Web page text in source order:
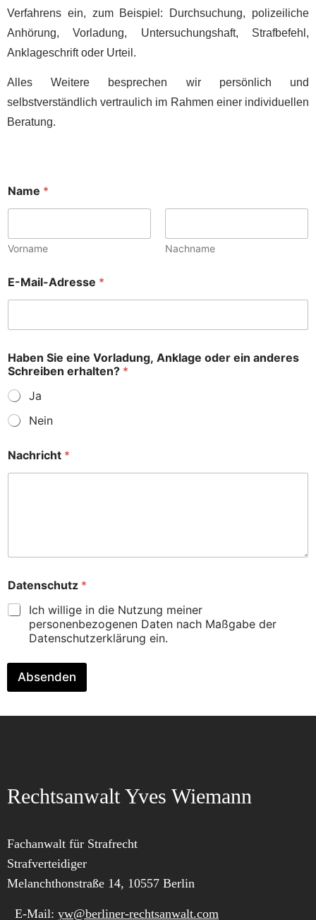
Verfahrens ein, zum Beispiel: Durchsuchung, polizeiliche
Anhörung, Vorladung, Untersuchungshaft, Strafbefehl,
Anklageschrift oder Urteil.
Alles Weitere besprechen wir persönlich und
selbstverständlich vertraulich im Rahmen einer individuellen
Beratung.
Name *
Vorname Nachname
E-Mail-Adresse *
r
h
a
l
t
e
?
r
i
b
e
Haben Sie eine Vorladung, Anklage oder ein anderes
Schreiben erhalten? *
Ja
Nein
Nachricht *
Datenschutz *
Ich willige in die Nutzung meiner
personenbezogenen Daten nach Maßgabe der
Datenschutzerklärung ein.
Absenden
Rechtsanwalt Yves Wiemann
Fachanwalt für Strafrecht
Strafverteidiger
Melanchthonstraße 14, 10557 Berlin
E-Mail: yw@berliner-rechtsanwalt.com